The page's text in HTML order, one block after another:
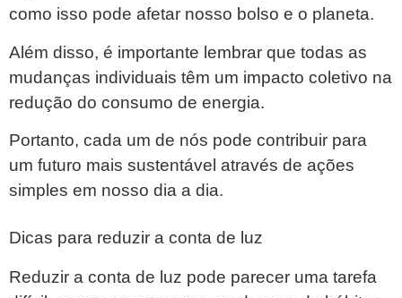
como isso pode afetar nosso bolso e o planeta.
Além disso, é importante lembrar que todas as
mudanças individuais têm um impacto coletivo na
redução do consumo de energia.
Portanto, cada um de nós pode contribuir para
um futuro mais sustentável através de ações
simples em nosso dia a dia.
Dicas para reduzir a conta de luz
Reduzir a conta de luz pode parecer uma tarefa